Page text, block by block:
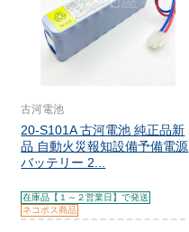
古河電池
20-S101A 古河電池 純正品新
品 自動火災報知設備予備電源
バッテリー 2...
在庫品【１～２営業日】で発送
ネコポス商品